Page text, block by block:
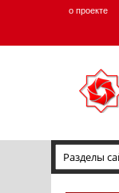
о проекте